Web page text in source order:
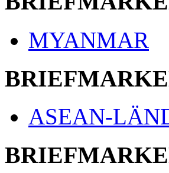
MYANMAR
ASEAN-